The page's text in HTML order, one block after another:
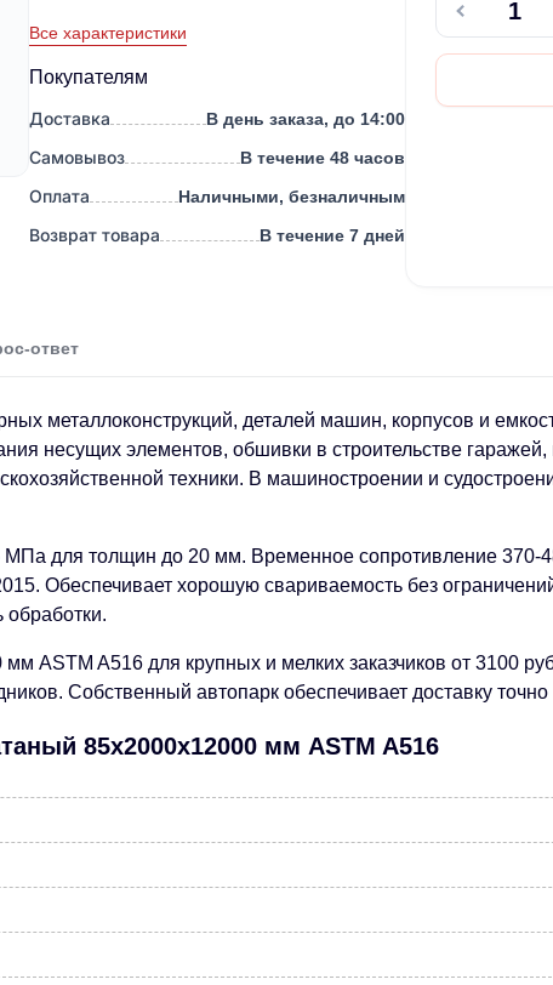
Все характеристики
Покупателям
Доставка
В день заказа, до 14:00
Самовывоз
В течение 48 часов
Оплата
Наличными, безналичным
Возврат товара
В течение 7 дней
ответ
металлоконструкций, деталей машин, корпусов и
несущих элементов, обшивки в строительстве
техники. В машиностроении и
МПа для толщин до 20 мм. Временное сопротивление
Обеспечивает хорошую свариваемость без
обработки.
ASTM A516 для крупных и мелких заказчиков от 3100
Собственный автопарк обеспечивает доставку
85х2000х12000 мм ASTM A516